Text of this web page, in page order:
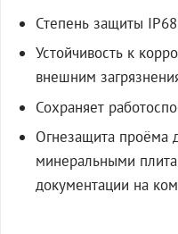
Степень защиты IP68
Устойчивость к
внешним
Сохраняет
Огнезащита проёма
минеральными
документации на